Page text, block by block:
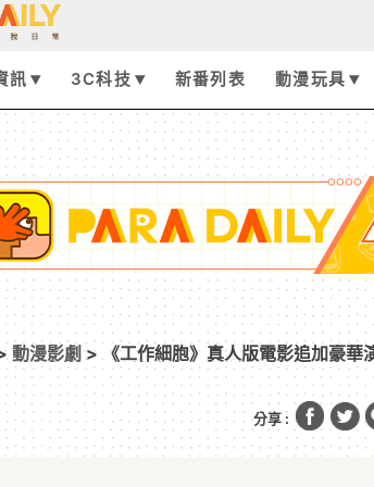
訊 3C科技 新番列表 動漫玩具
動漫影劇 > 《工作細胞》真人版電影追加豪華
小特典第二彈將於秋季正式發售！
分享 :